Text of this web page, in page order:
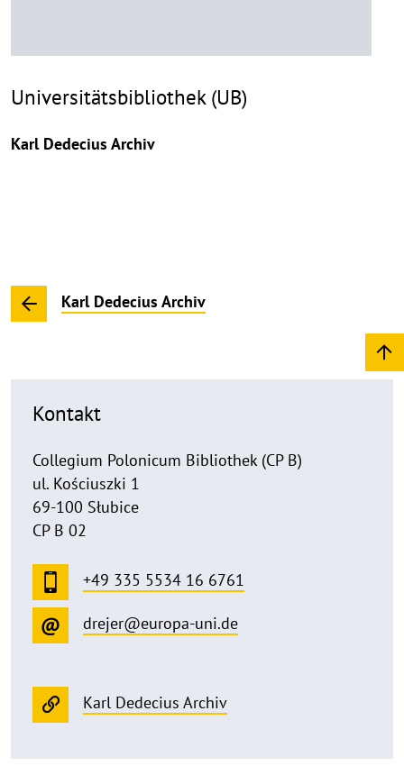
Universitätsbibliothek (UB)
Karl Dedecius Archiv
Karl Dedecius Archiv
Kontakt
Collegium Polonicum Bibliothek (CP B)
ul. Kościuszki 1
69-100 Słubice
CP B 02
+49 335 5534 16 6761
drejer@europa-uni.de
Karl Dedecius Archiv